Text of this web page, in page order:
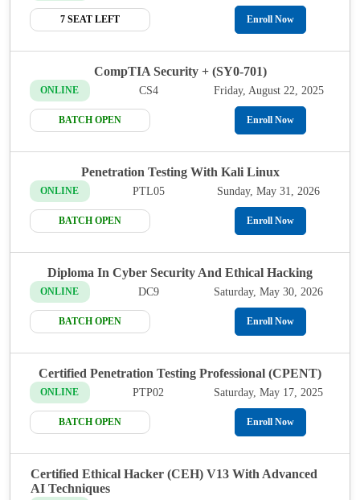
7 SEAT LEFT Enroll Now
CompTIA Security + (SY0-701)
ONLINE CS4 Friday, August 22, 2025
BATCH OPEN Enroll Now
Penetration Testing With Kali Linux
ONLINE PTL05 Sunday, May 31, 2026
BATCH OPEN Enroll Now
Diploma In Cyber Security And Ethical Hacking
ONLINE DC9 Saturday, May 30, 2026
BATCH OPEN Enroll Now
Certified Penetration Testing Professional (CPENT)
ONLINE PTP02 Saturday, May 17, 2025
BATCH OPEN Enroll Now
Certified Ethical Hacker (CEH) V13 With Advanced
AI Techniques